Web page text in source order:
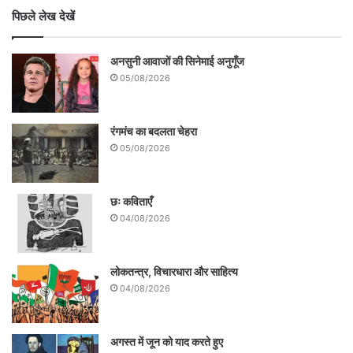
ऋषिकेश में नए सांस्कृतिक विविधता एवं स्वच्छता
संकल्प (नमामि गंगे) एवं संवर्धन हेतु 15 एवं 16 मार्च
2023 को दो दिवसीय चक्रदार महोत्सव का भव्य
आयोजन हुआ।
पिछले लेख देखें
अनसुनी आवाजों की सिनेमाई अनुगूँज
05/08/2026
रंगमंच का बदलता चेहरा
05/08/2026
छः कविताएँ
04/08/2026
लोकतन्त्र, विचारधारा और साहित्य
04/08/2026
अगस्त में जून को याद करते हुए